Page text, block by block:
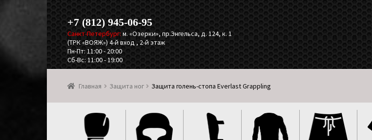
+7 (812) 945-06-95
Санкт-Петербург: м. «Озерки», пр.Энгельса, д. 124, к. 1
(ТРК «ВОЯЖ») 4-й вход , 2-й этаж
Пн-Пт: 11:00 - 20:00
Сб-Вс: 11:00 - 19:00
Главная Защита ног Защита голень-стопа Everlast Grappling